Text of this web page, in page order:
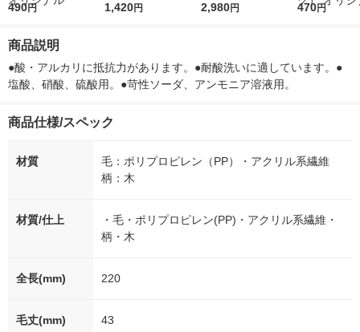
r（ロハコウォータ
シ） オリジナル
490円
レス 500ml 1箱（24
1,420円
ななつぼし 無洗米 5k
2,980円
ルソフトパッ
オリジナル
470円
商品説明
●酸・アルカリに抵抗力があります。●耐酸洗いに適しています。●
塩酸、硝酸、硫酸用。●苛性ソーダ、アンモニア溶液用。
商品仕様/スペック
材質
毛：ポリプロピレン（PP）・アクリル系繊維
柄：木
材質/仕上
・毛・ポリプロピレン(PP)・アクリル系繊維・
柄・木
全長(mm) 220
毛丈(mm) 43